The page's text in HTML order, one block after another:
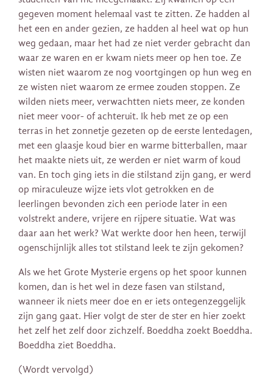
gegeven moment helemaal vast te zitten. Ze hadden al
het een en ander gezien, ze hadden al heel wat op hun
weg gedaan, maar het had ze niet verder gebracht dan
waar ze waren en er kwam niets meer op hen toe. Ze
wisten niet waarom ze nog voortgingen op hun weg en
ze wisten niet waarom ze ermee zouden stoppen. Ze
wilden niets meer, verwachtten niets meer, ze konden
niet meer voor- of achteruit. Ik heb met ze op een
terras in het zonnetje gezeten op de eerste lentedagen,
met een glaasje koud bier en warme bitterballen, maar
het maakte niets uit, ze werden er niet warm of koud
van. En toch ging iets in die stilstand zijn gang, er werd
op miraculeuze wijze iets vlot getrokken en de
leerlingen bevonden zich een periode later in een
volstrekt andere, vrijere en rijpere situatie. Wat was
daar aan het werk? Wat werkte door hen heen, terwijl
ogenschijnlijk alles tot stilstand leek te zijn gekomen?
Als we het Grote Mysterie ergens op het spoor kunnen
komen, dan is het wel in deze fasen van stilstand,
wanneer ik niets meer doe en er iets ontegenzeggelijk
zijn gang gaat. Hier volgt de ster de ster en hier zoekt
het zelf het zelf door zichzelf. Boeddha zoekt Boeddha.
Boeddha ziet Boeddha.
(Wordt vervolgd)